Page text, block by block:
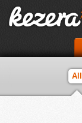
All